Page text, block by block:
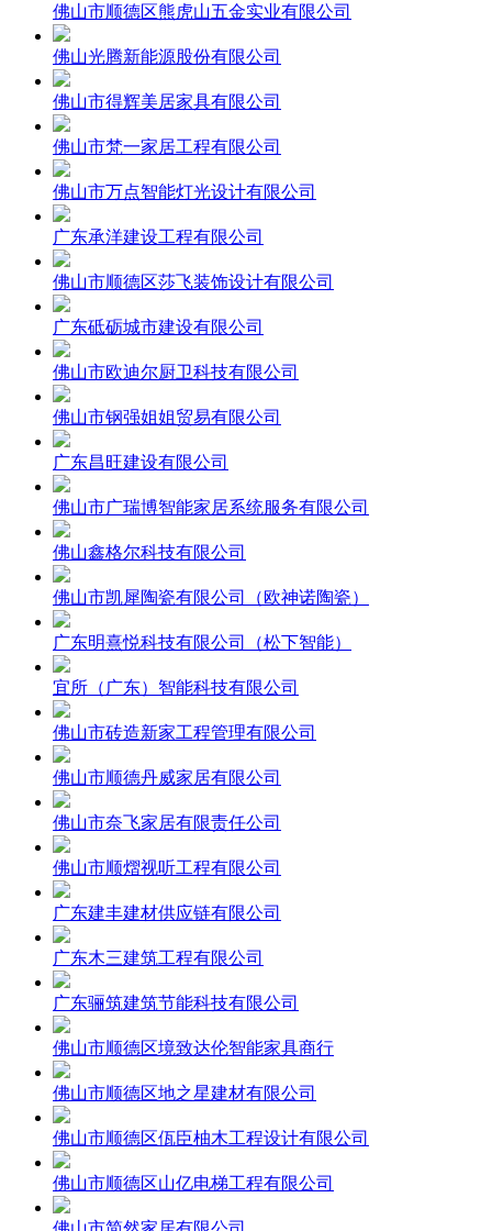
佛山市顺德区熊虎山五金实业有限公司
佛山光腾新能源股份有限公司
佛山市得辉美居家具有限公司
佛山市梵一家居工程有限公司
佛山市万点智能灯光设计有限公司
广东承洋建设工程有限公司
佛山市顺德区莎飞装饰设计有限公司
广东砥砺城市建设有限公司
佛山市欧迪尔厨卫科技有限公司
佛山市钢强姐姐贸易有限公司
广东昌旺建设有限公司
佛山市广瑞博智能家居系统服务有限公司
佛山鑫格尔科技有限公司
佛山市凯犀陶瓷有限公司（欧神诺陶瓷）
广东明熹悦科技有限公司（松下智能）
宜所（广东）智能科技有限公司
佛山市砖造新家工程管理有限公司
佛山市顺德丹威家居有限公司
佛山市奈飞家居有限责任公司
佛山市顺熠视听工程有限公司
广东建丰建材供应链有限公司
广东木三建筑工程有限公司
广东骊筑建筑节能科技有限公司
佛山市顺德区境致达伦智能家具商行
佛山市顺德区地之星建材有限公司
佛山市顺德区佤臣柚木工程设计有限公司
佛山市顺德区山亿电梯工程有限公司